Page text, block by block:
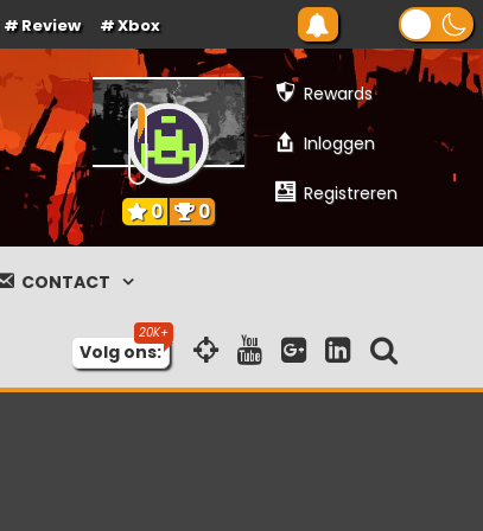
Review Xbox
Rewards
Inloggen
Registreren
0 0
CONTACT
Volg ons: